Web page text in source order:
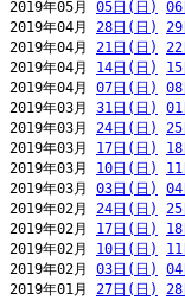
2019年05月 05日(日)
2019年04月 28日(日)
2019年04月 21日(日)
2019年04月 14日(日)
2019年04月 07日(日)
2019年03月 31日(日)
2019年03月 24日(日)
2019年03月 17日(日)
2019年03月 10日(日)
2019年03月 03日(日)
2019年02月 24日(日)
2019年02月 17日(日)
2019年02月 10日(日)
2019年02月 03日(日)
2019年01月 27日(日)